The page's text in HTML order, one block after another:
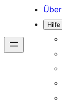
Über
Hilfe